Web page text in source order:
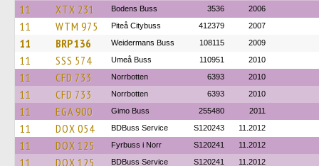
11 XTX 231 Bodens Buss 3536 2006
11 WTM 975 Piteå Citybuss 412379 2007
11 BRP 136 Weidermans Buss 108115 2009
11 SSS 574 Umeå Buss 110951 2010
11 CFD 733 Norrbotten 6393 2010
11 CFD 733 Norrbotten 6393 2010
11 EGA 900 Gimo Buss 255480 2011
11 DOX 054 BDBuss Service S120243 11.2012
11 DOX 125 Fyrbuss i Norr S120241 11.2012
11 DOX 125 BDBuss Service S120241 11.2012